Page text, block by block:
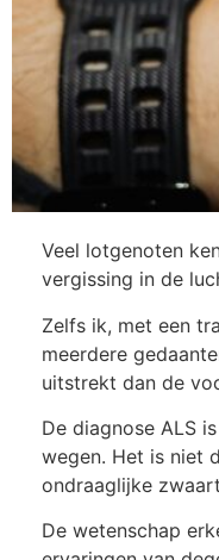
Veel lotgenoten
vergissing in de
Zelfs ik, met een
meerdere
uitstrekt dan de
De diagnose ALS
wegen. Het is niet
ondraaglijke
De wetenschap